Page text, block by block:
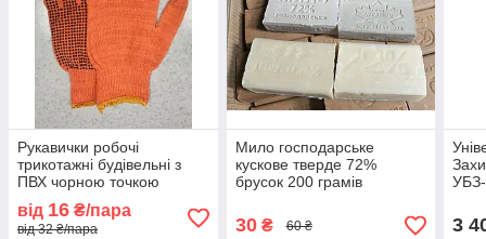
Рукавички робочі
трикотажні будівельні з
ПВХ чорною точкою
Оранж ХБ розмір
універсальний WE2129
від 16 ₴/пара
від 32 ₴/пара
Мило господарське
кускове тверде 72%
брусок 200 грамів
ручного прання від плям
30₴ 60 ₴ 3